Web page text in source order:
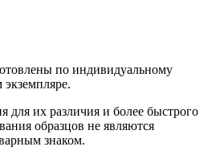
по индивидуальному
для их различия и более быстрого
образцов не являются
знаком.